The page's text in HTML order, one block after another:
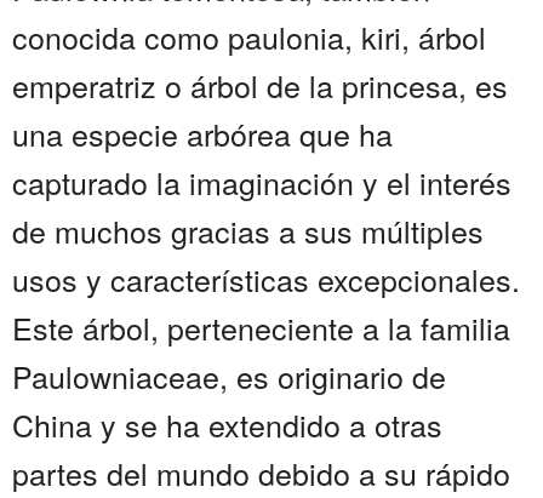
conocida como paulonia, kiri, árbol
emperatriz o árbol de la princesa, es
una especie arbórea que ha
capturado la imaginación y el interés
de muchos gracias a sus múltiples
usos y características excepcionales.
Este árbol, perteneciente a la familia
Paulowniaceae, es originario de
China y se ha extendido a otras
partes del mundo debido a su rápido